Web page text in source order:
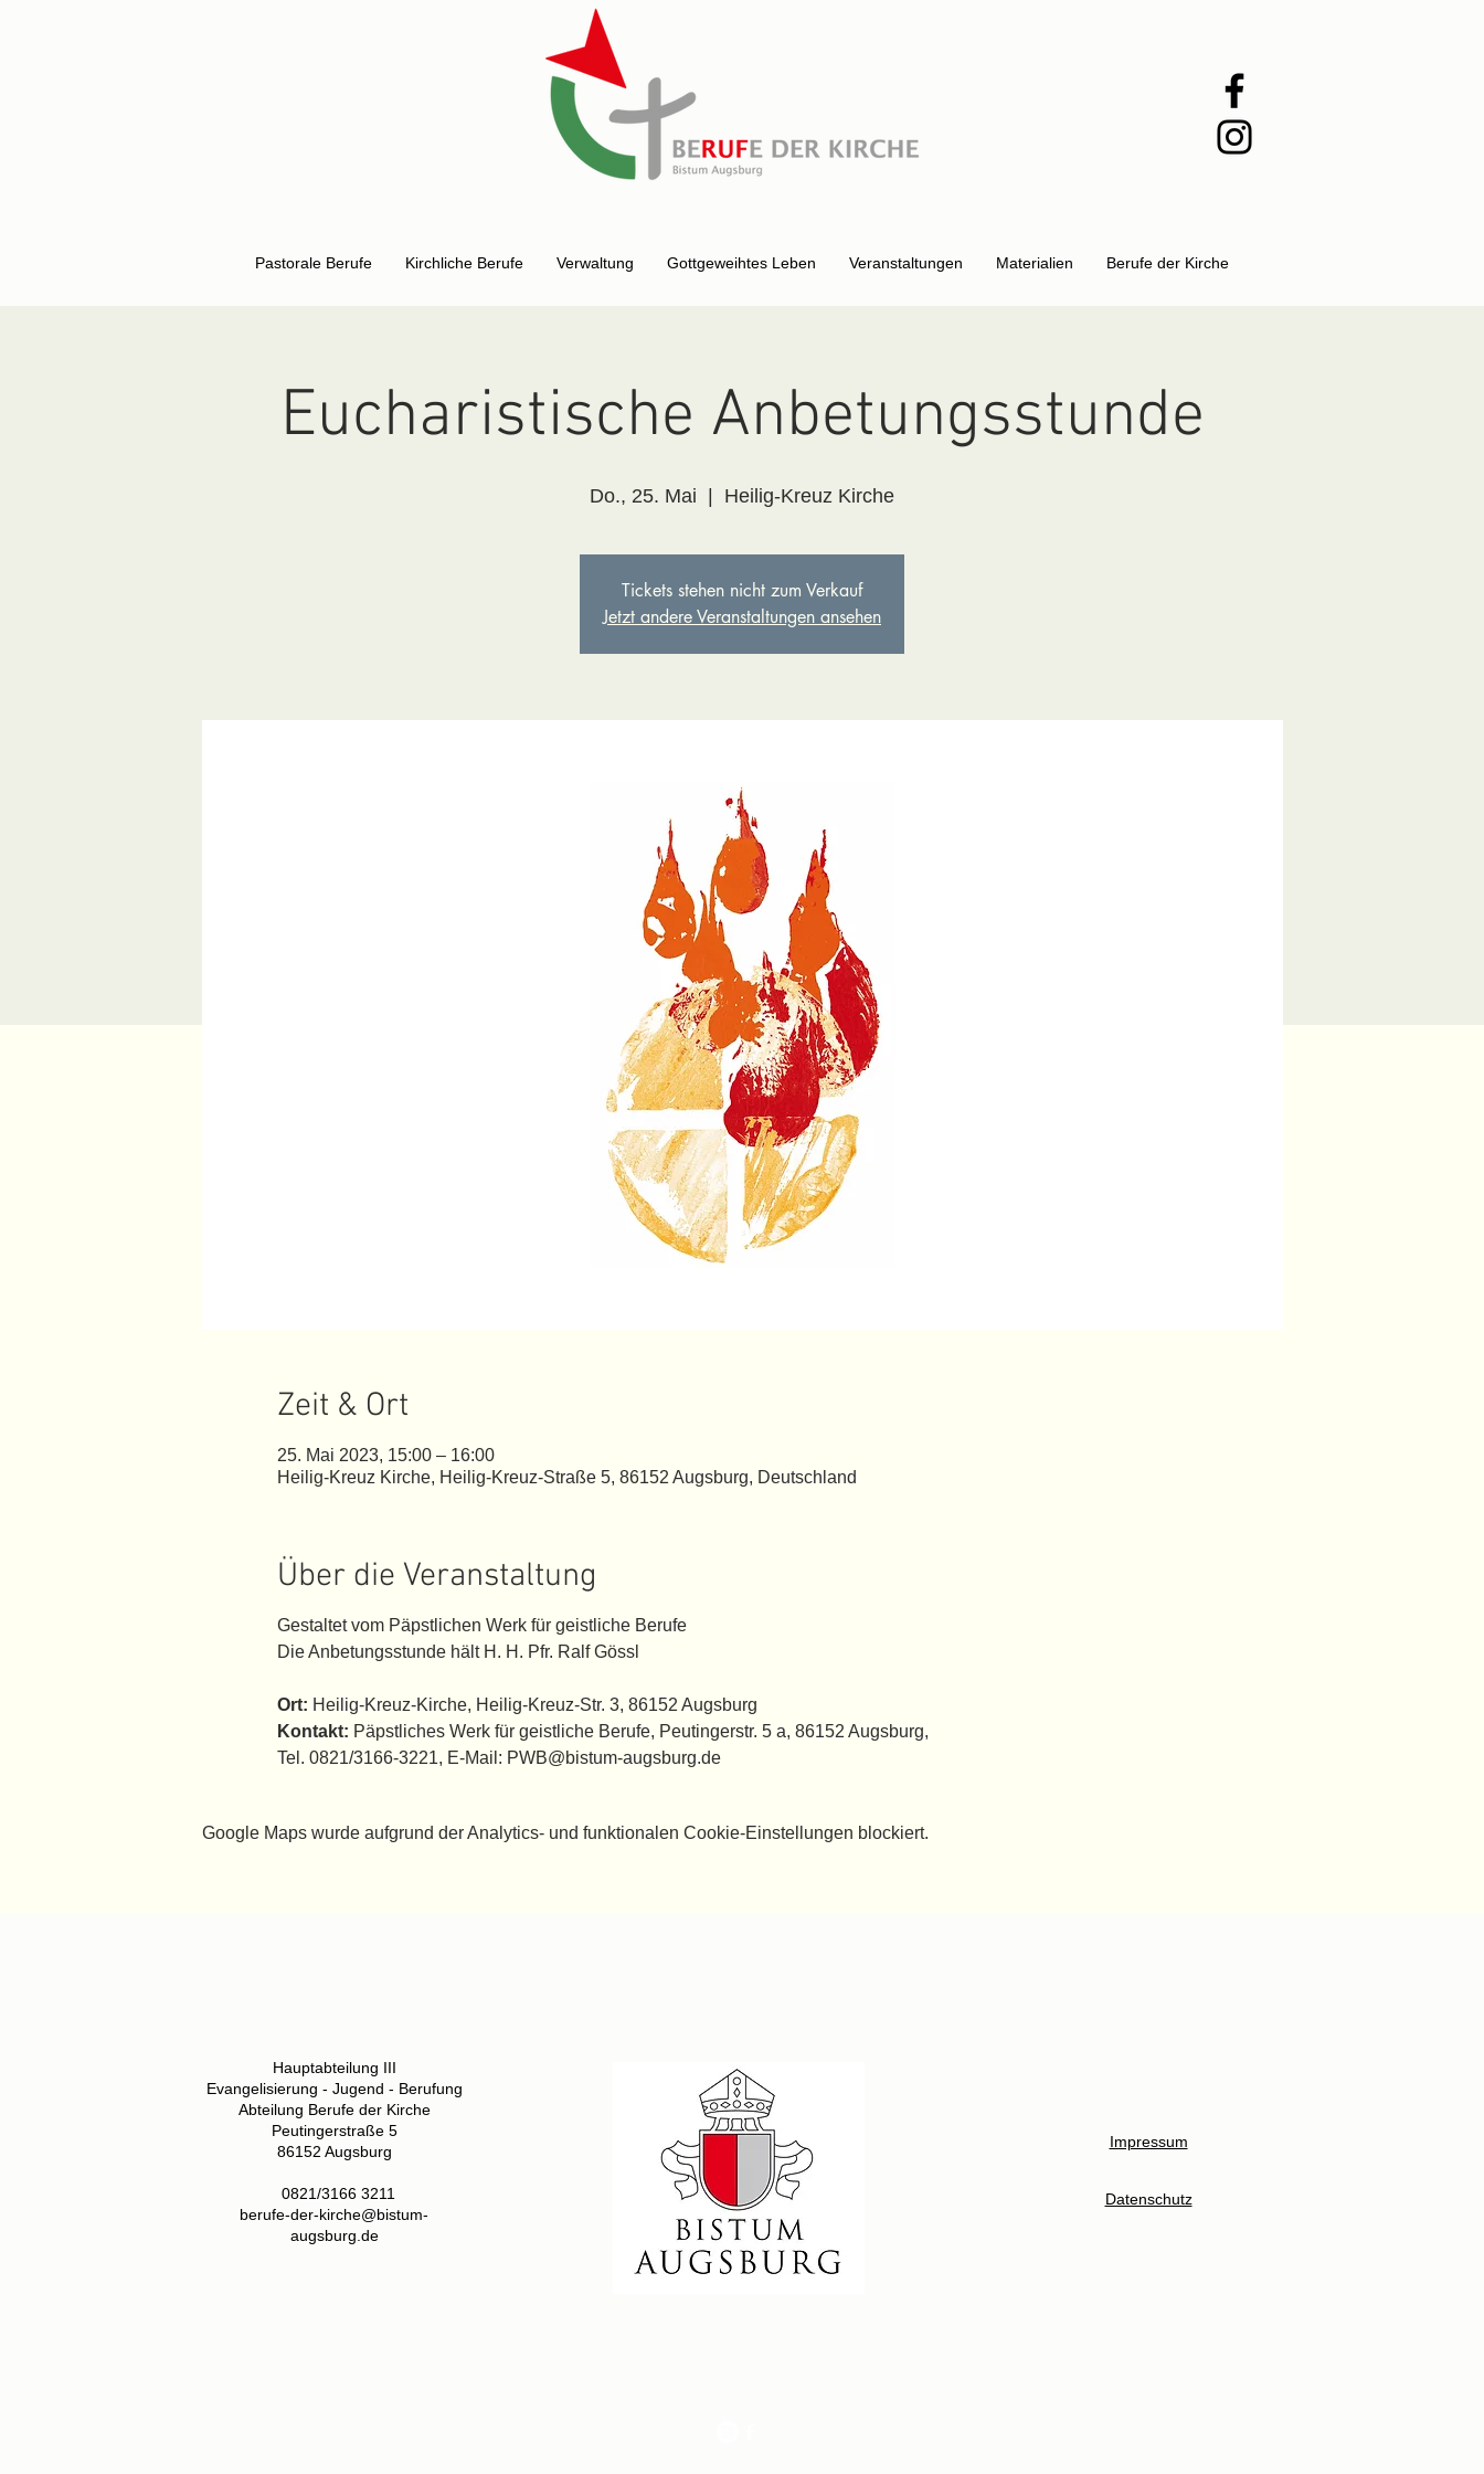
Pastorale Berufe Kirchliche Berufe Verwaltung Gottgeweihtes Leben Veranstaltungen Materialien Berufe der Kirche
Eucharistische Anbetungsstunde
Do., 25. Mai Heilig-Kreuz Kirche
Tickets stehen nicht zum Verkauf
Jetzt andere Veranstaltungen ansehen
Zeit & Ort
25. Mai 2023, 15:00 – 16:00
Heilig-Kreuz Kirche, Heilig-Kreuz-Straße 5, 86152 Augsburg, Deutschland
Über die Veranstaltung
Gestaltet vom Päpstlichen Werk für geistliche Berufe
Die Anbetungsstunde hält H. H. Pfr. Ralf Gössl
Ort: Heilig-Kreuz-Kirche, Heilig-Kreuz-Str. 3, 86152 Augsburg
Kontakt: Päpstliches Werk für geistliche Berufe, Peutingerstr. 5 a, 86152 Augsburg,
Tel. 0821/3166-3221, E-Mail: PWB@bistum-augsburg.de
Google Maps wurde aufgrund der Analytics- und funktionalen Cookie-Einstellungen blockiert.
Hauptabteilung III
Evangelisierung - Jugend - Berufung
Abteilung Berufe der Kirche
Peutingerstraße 5
86152 Augsburg
0821/3166 3211
berufe-der-kirche@bistum-
augsburg.de
Impressum
Datenschutz